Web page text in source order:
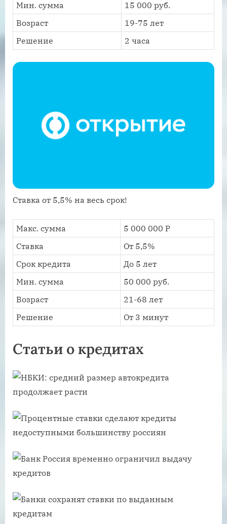
Мин. сумма
15 000 руб.
Возраст
19-75 лет
Решение
2 часа
Ставка от 5,5% на весь срок!
Макс. сумма
5 000 000 Р
Ставка
От 5,5%
Срок кредита
До 5 лет
Мин. сумма
50 000 руб.
Возраст
21-68 лет
Решение
От 3 минут
Статьи о кредитах